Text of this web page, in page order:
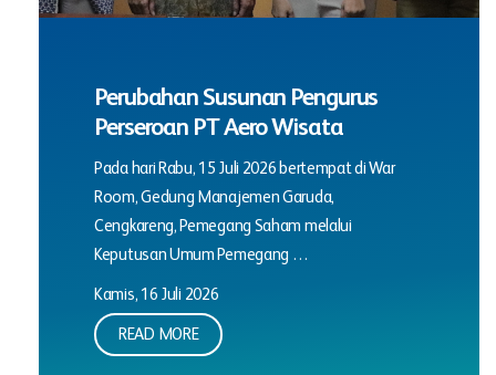
Perubahan Susunan Pengurus
Perseroan PT Aero Wisata
Pada hari Rabu, 15 Juli 2026 bertempat di War
Room, Gedung Manajemen Garuda,
Cengkareng, Pemegang Saham melalui
Keputusan Umum Pemegang …
Kamis, 16 Juli 2026
READ MORE